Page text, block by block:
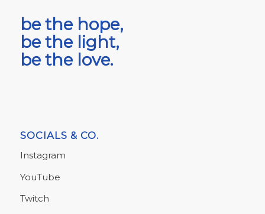
be the hope,
be the light,
be the love.
SOCIALS & CO.
Instagram
YouTube
Twitch